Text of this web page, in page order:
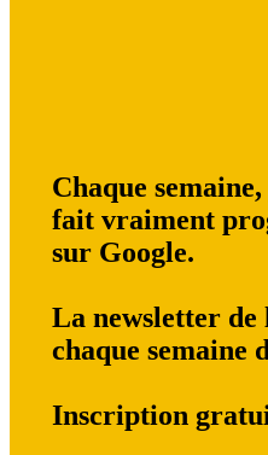
Chaque
fait vraiment
sur Google.
La newsletter de
chaque semaine
Inscription